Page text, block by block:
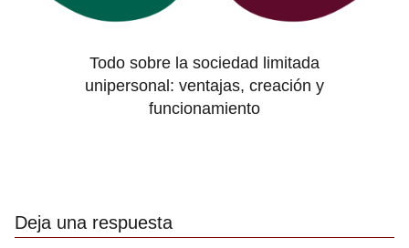
Todo sobre la sociedad limitada
unipersonal: ventajas, creación y
funcionamiento
Deja una respuesta